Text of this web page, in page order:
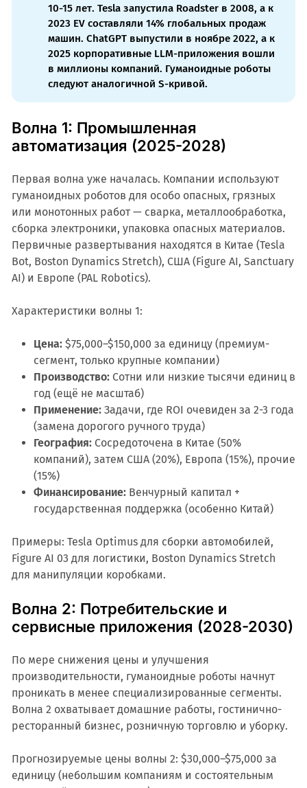
10-15 лет. Tesla запустила Roadster в 2008, а к
2023 EV составляли 14% глобальных продаж
машин. ChatGPT выпустили в ноябре 2022, а к
2025 корпоративные LLM-приложения вошли
в миллионы компаний. Гуманоидные роботы
следуют аналогичной S-кривой.
Волна 1: Промышленная
автоматизация (2025-2028)
Первая волна уже началась. Компании используют
гуманоидных роботов для особо опасных, грязных
или монотонных работ — сварка, металлообработка,
сборка электроники, упаковка опасных материалов.
Первичные развертывания находятся в Китае (Tesla
Bot, Boston Dynamics Stretch), США (Figure AI, Sanctuary
AI) и Европе (PAL Robotics).
Характеристики волны 1:
Цена:$75,000–$150,000 за единицу (премиум-
сегмент, только крупные компании)
Производство:Сотни или низкие тысячи единиц в
год (ещё не масштаб)
Применение:Задачи, где ROI очевиден за 2-3 года
(замена дорогого ручного труда)
География:Сосредоточена в Китае (50%
компаний), затем США (20%), Европа (15%), прочие
(15%)
Финансирование:Венчурный капитал +
государственная поддержка (особенно Китай)
Примеры: Tesla Optimus для сборки автомобилей,
Figure AI 03 для логистики, Boston Dynamics Stretch
для манипуляции коробками.
Волна 2: Потребительские и
сервисные приложения (2028-2030)
По мере снижения цены и улучшения
производительности, гуманоидные роботы начнут
проникать в менее специализированные сегменты.
Волна 2 охватывает домашние работы, гостинично-
ресторанный бизнес, розничную торговлю и уборку.
Прогнозируемые цены волны 2: $30,000–$75,000 за
единицу (небольшим компаниям и состоятельным